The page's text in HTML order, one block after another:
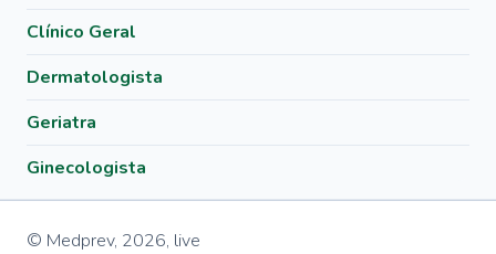
Clínico Geral
Dermatologista
Geriatra
Ginecologista
© Medprev, 2026, live